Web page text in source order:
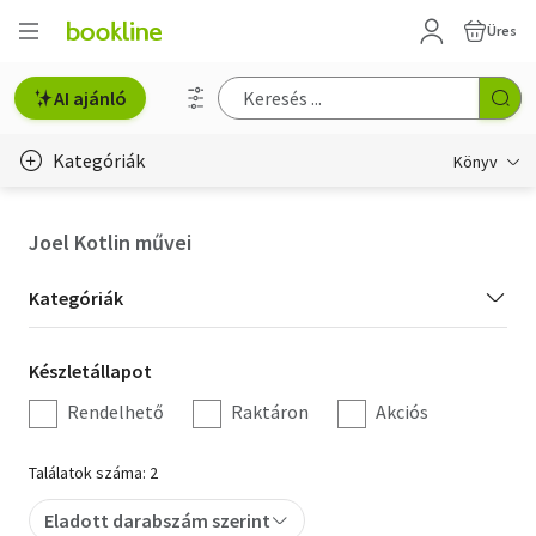
Üres
AI ajánló
Kategóriák Könyv
Hobbi, szabadidő
Irodalom
Művészet
Szakkönyv
Joel Kotlin művei
Kategória
szűrés
Kategóriák
Készletállapot
szűrés
Készletállapot
Rendelhető
Raktáron Akciós
Találatok száma: 2
Eladott darabszám szerint